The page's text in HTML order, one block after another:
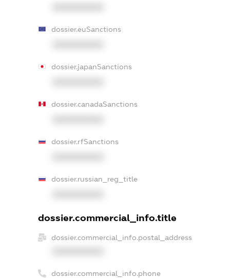
dossier.euSanctions
dossier.japanSanctions
dossier.canadaSanctions
dossier.rfSanctions
dossier.russian_reg_title
dossier.commercial_info.title
dossier.commercial_info.postal_address
dossier.commercial_info.phone